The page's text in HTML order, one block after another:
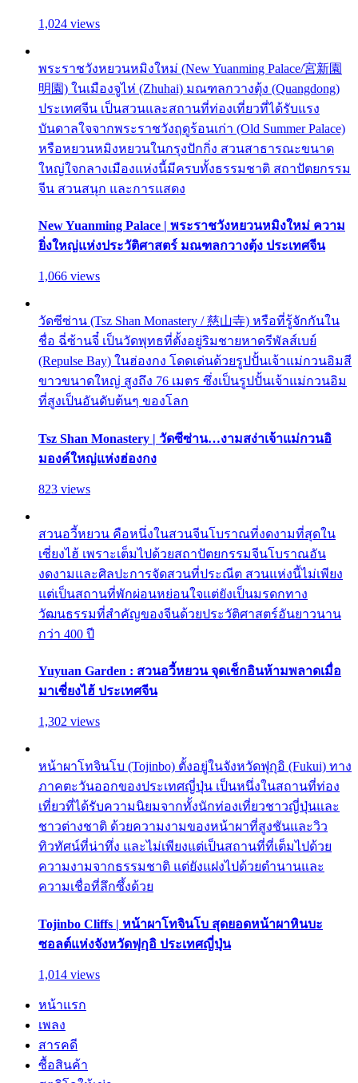
1,024 views
พระราชวังหยวนหมิงใหม่ (New Yuanming Palace/宮新園
明園) ในเมืองจูไห่ (Zhuhai) มณฑลกวางตุ้ง (Quangdong)
ประเทศจีน เป็นสวนและสถานที่ท่องเที่ยวที่ได้รับแรง
บันดาลใจจากพระราชวังฤดูร้อนเก่า (Old Summer Palace)
หรือหยวนหมิงหยวนในกรุงปักกิ่ง สวนสาธารณะขนาด
ใหญ่ใจกลางเมืองแห่งนี้มีครบทั้งธรรมชาติ สถาปัตยกรรม
จีน สวนสนุก และการแสดง
New Yuanming Palace | พระราชวังหยวนหมิงใหม่ ความ
ยิ่งใหญ่แห่งประวัติศาสตร์ มณฑลกวางตุ้ง ประเทศจีน
1,066 views
วัดซีซ่าน (Tsz Shan Monastery / 慈山寺) หรือที่รู้จักกันใน
ชื่อ ฉี่ซ้านจี๋ เป็นวัดพุทธที่ตั้งอยู่ริมชายหาดรีพัลส์เบย์
(Repulse Bay) ในฮ่องกง โดดเด่นด้วยรูปปั้นเจ้าแม่กวนอิมสี
ขาวขนาดใหญ่ สูงถึง 76 เมตร ซึ่งเป็นรูปปั้นเจ้าแม่กวนอิม
ที่สูงเป็นอันดับต้นๆ ของโลก
Tsz Shan Monastery | วัดซีซ่าน…งามสง่าเจ้าแม่กวนอิ
มองค์ใหญ่แห่งฮ่องกง
823 views
สวนอวี้หยวน คือหนึ่งในสวนจีนโบราณที่งดงามที่สุดใน
เซี่ยงไฮ้ เพราะเต็มไปด้วยสถาปัตยกรรมจีนโบราณอัน
งดงามและศิลปะการจัดสวนที่ประณีต สวนแห่งนี้ไม่เพียง
แต่เป็นสถานที่พักผ่อนหย่อนใจแต่ยังเป็นมรดกทาง
วัฒนธรรมที่สำคัญของจีนด้วยประวัติศาสตร์อันยาวนาน
กว่า 400 ปี
Yuyuan Garden : สวนอวี้หยวน จุดเช็กอินห้ามพลาดเมื่อ
มาเซี่ยงไฮ้ ประเทศจีน
1,302 views
หน้าผาโทจินโบ (Tojinbo) ตั้งอยู่ในจังหวัดฟุกุอิ (Fukui) ทาง
ภาคตะวันออกของประเทศญี่ปุ่น เป็นหนึ่งในสถานที่ท่อง
เที่ยวที่ได้รับความนิยมจากทั้งนักท่องเที่ยวชาวญี่ปุ่นและ
ชาวต่างชาติ ด้วยความงามของหน้าผาที่สูงชันและวิว
ทิวทัศน์ที่น่าทึ่ง และไม่เพียงแต่เป็นสถานที่ที่เต็มไปด้วย
ความงามจากธรรมชาติ แต่ยังแฝงไปด้วยตำนานและ
ความเชื่อที่ลึกซึ้งด้วย
Tojinbo Cliffs | หน้าผาโทจินโบ สุดยอดหน้าผาหินบะ
ซอลต์แห่งจังหวัดฟุกุอิ ประเทศญี่ปุ่น
1,014 views
หน้าแรก
เพลง
สารคดี
ซื้อสินค้า